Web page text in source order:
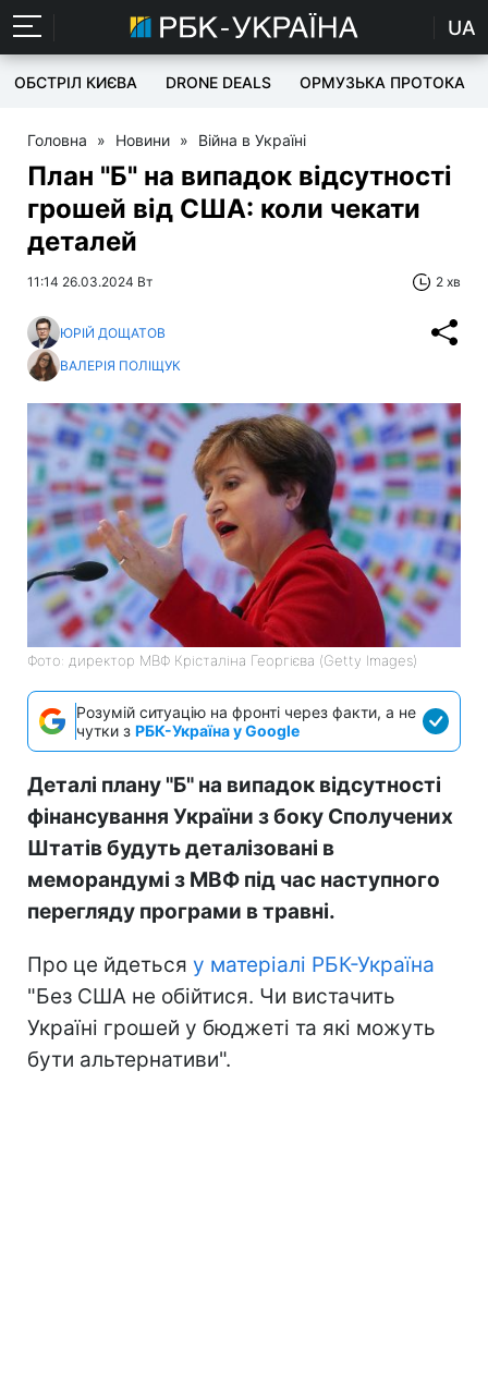
UA
ОБСТРІЛ КИЄВА DRONE DEALS ОРМУЗЬКА ПРОТОКА
Головна » Новини » Війна в Україні
План "Б" на випадок відсутності
грошей від США: коли чекати
деталей
11:14 26.03.2024 Вт 2 хв
ЮРІЙ ДОЩАТОВ
ВАЛЕРІЯ ПОЛІЩУК
Фото: директор МВФ Крісталіна Георгієва (Getty Images)
Розумій ситуацію на фронті через факти, а не
чутки з РБК-Україна у Google
Деталі плану "Б" на випадок відсутності
фінансування України з боку Сполучених
Штатів будуть деталізовані в
меморандумі з МВФ під час наступного
перегляду програми в травні.
Про це йдеться у матеріалі РБК-Україна
"Без США не обійтися. Чи вистачить
Україні грошей у бюджеті та які можуть
бути альтернативи".